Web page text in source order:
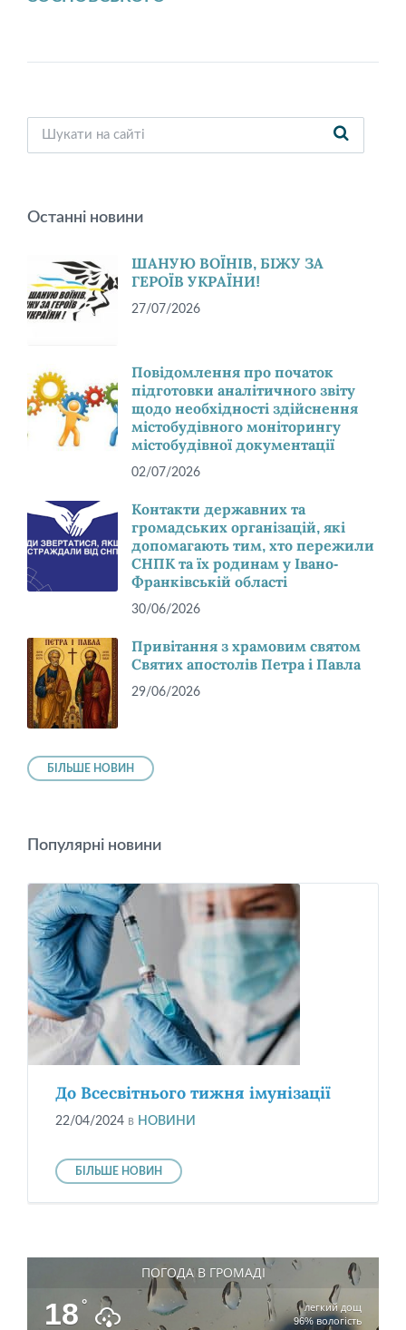
Останні новини
ШАНУЮ ВОЇНІВ, БІЖУ ЗА
ГЕРОЇВ УКРАЇНИ!
27/07/2026
Повідомлення про початок
підготовки аналітичного звіту
щодо необхідності здійснення
містобудівного моніторингу
містобудівної документації
02/07/2026
Контакти державних та
громадських організацій, які
допомагають тим, хто пережили
СНПК та їх родинам у Івано-
Франківській області
30/06/2026
Привітання з храмовим святом
Святих апостолів Петра і Павла
29/06/2026
БІЛЬШЕ НОВИН
Популярні новини
До Всесвітнього тижня імунізації
22/04/2024 в НОВИНИ
БІЛЬШЕ НОВИН
ПОГОДА В ГРОМАДІ
18 °
легкий дощ
96% вологість